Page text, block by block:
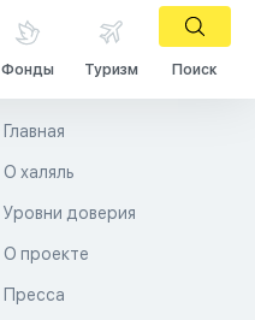
Фонды Туризм Поиск
Главная
О халяль
Уровни доверия
О проекте
Пресса